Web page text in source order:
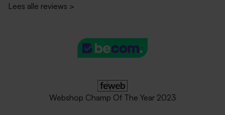
Lees alle reviews >
Webshop Champ Of The Year 2023